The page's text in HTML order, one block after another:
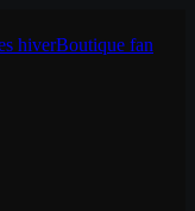
hiverBoutique fan